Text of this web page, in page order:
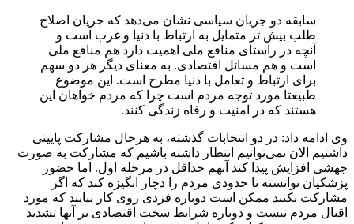
سابقه دو جریان سیاسی نشان می‌دهد که جریان اصلاح
طلب بیش تر متمایل به ارتباط با دنیا و غرب است و
آنچه در راستای منافع ملی اهمیت دارد هم منافع ملی
است و هم مسائل اقتصادی. به معنای دیگر هر دو سهم
برای ارتباط و تعامل با دنیا مطرح است. این موضوع
طبیعتا مورد توجه مردم است چرا که مردم خواهان این
هستند که در امنیت و رفاه زندگی کنند.
وی ادامه داد: در دو انتخابات گذشته، به هرحال مشارکت پایینی
داشتیم الان نمی‌توانیم انتظار داشته باشیم که مشارکت به صورت
جهشی افزایش پیدا کند آنهم حداقل در مرحله اول. اما حضور
پزشکیان توانسته تا حدودی مردم را دچار انگیزه کند که اگر
مشارکت نکنند ممکن است دوباره فردی روی کار بیایید که مورد
اقبال مردم نیست و دوباره شرایط سخت اقتصادی بر آنها تشدید